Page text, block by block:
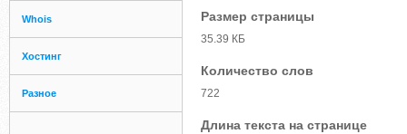
Whois
Хостинг
Разное
Размер страницы
35.39 КБ
Количество слов
722
Длина текста на странице